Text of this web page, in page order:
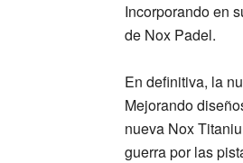
Incorporando en
de Nox Padel.
En definitiva, la
Mejorando
nueva Nox
guerra por las